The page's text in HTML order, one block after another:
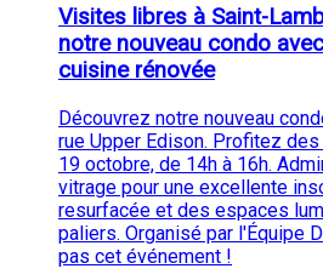
Visites libres à Saint-
notre nouveau condo
cuisine rénovée
Découvrez notre nouveau
rue Upper Edison. Profitez
19 octobre, de 14h à 16h.
vitrage pour une excellente
resurfacée et des espaces
paliers. Organisé par l'Équipe
pas cet événement !